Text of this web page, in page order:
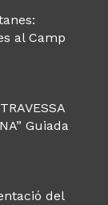
al Camp
Guiada
del